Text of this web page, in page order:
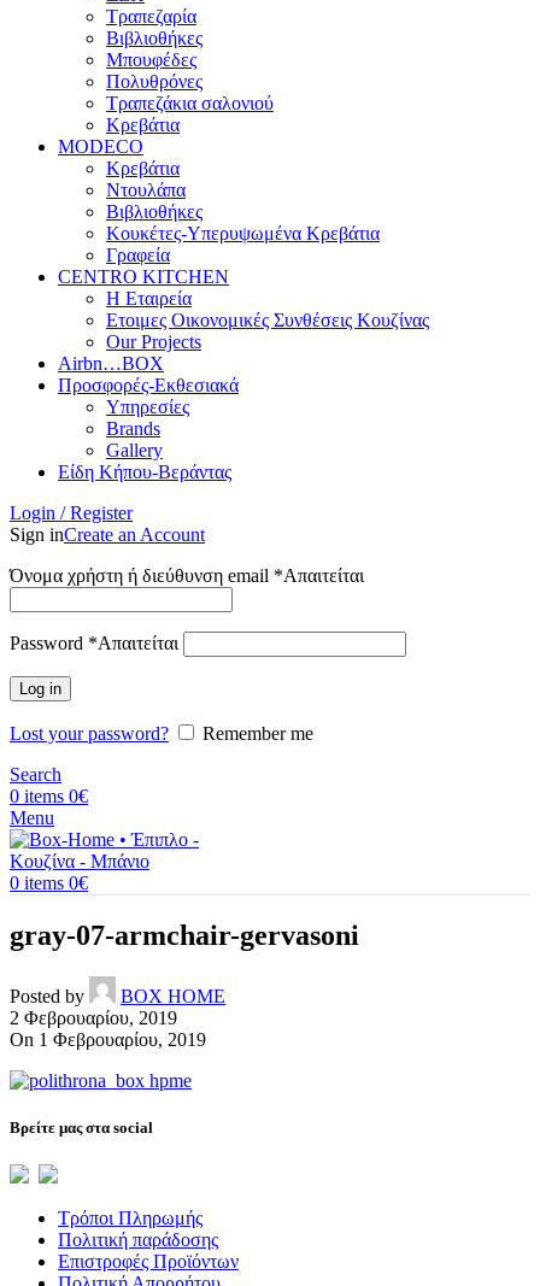
Τραπεζαρία
Βιβλιοθήκες
Μπουφέδες
Πολυθρόνες
Τραπεζάκια σαλονιού
Κρεβάτια
MODECO
Κρεβάτια
Ντουλάπα
Βιβλιοθήκες
Κουκέτες-Υπερυψωμένα Κρεβάτια
Γραφεία
CENTRO KITCHEN
Η Εταιρεία
Ετοιμες Οικονομικές Συνθέσεις Κουζίνας
Our Projects
Airbn…BOX
Προσφορές-Εκθεσιακά
Υπηρεσίες
Brands
Gallery
Είδη Κήπου-Βεράντας
Login / Register
Sign inCreate an Account
Όνομα χρήστη ή διεύθυνση email *Απαιτείται
Password *Απαιτείται
Log in
Lost your password?
Remember me
Search
0 items 0€
Menu
0 items 0€
gray-07-armchair-gervasoni
Posted by
BOX HOME
2 Φεβρουαρίου, 2019
On 1 Φεβρουαρίου, 2019
Βρείτε μας στα social
Τρόποι Πληρωμής
Πολιτική παράδοσης
Επιστροφές Προϊόντων